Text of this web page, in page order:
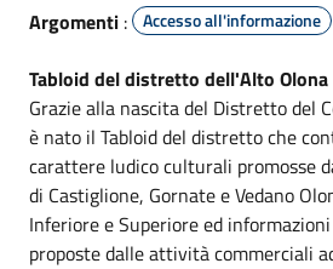
Argomenti : Accesso all'informazione
Tabloid del distretto dell'Alto Olona
Grazie alla nascita del Distretto del
è nato il Tabloid del distretto che
carattere ludico culturali promosse
di Castiglione, Gornate e Vedano
Inferiore e Superiore ed
proposte dalle attività commerciali